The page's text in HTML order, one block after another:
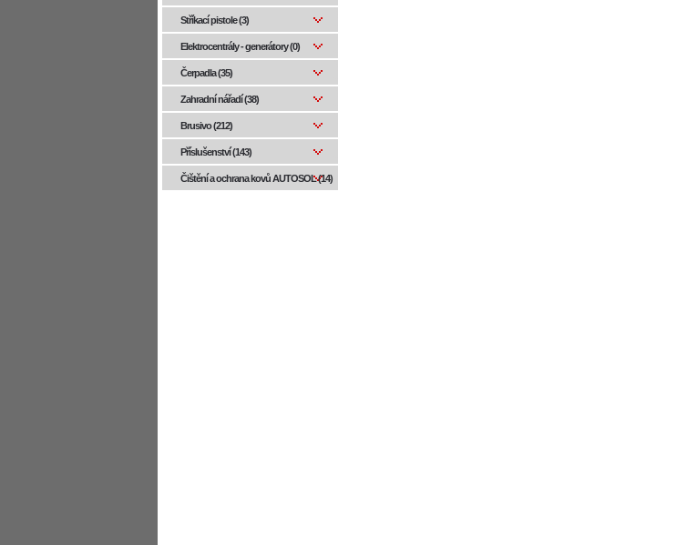
Stříkací pistole (3)
Elektrocentrály - generátory (0)
Čerpadla (35)
Zahradní nářadí (38)
Brusivo (212)
Příslušenství (143)
Čištění a ochrana kovů AUTOSOL (14)